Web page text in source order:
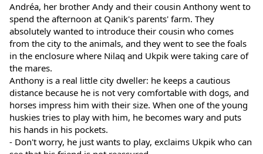
Andréa, her brother Andy and their cousin Anthony went to
spend the afternoon at Qanik's parents' farm. They
absolutely wanted to introduce their cousin who comes
from the city to the animals, and they went to see the foals
in the enclosure where Nilaq and Ukpik were taking care of
the mares.
Anthony is a real little city dweller: he keeps a cautious
distance because he is not very comfortable with dogs, and
horses impress him with their size. When one of the young
huskies tries to play with him, he becomes wary and puts
his hands in his pockets.
- Don't worry, he just wants to play, exclaims Ukpik who can